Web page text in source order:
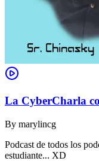
La CyberCharla
By marylincg
Podcast de todos los
estudiante... XD